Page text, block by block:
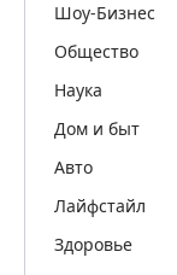
Шоу-Бизнес
Общество
Наука
Дом и быт
Авто
Лайфстайл
Здоровье